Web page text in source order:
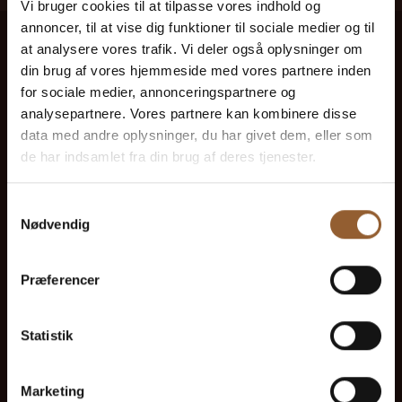
Vi bruger cookies til at tilpasse vores indhold og
annoncer, til at vise dig funktioner til sociale medier og til
at analysere vores trafik. Vi deler også oplysninger om
din brug af vores hjemmeside med vores partnere inden
for sociale medier, annonceringspartnere og
analysepartnere. Vores partnere kan kombinere disse
data med andre oplysninger, du har givet dem, eller som
de har indsamlet fra din brug af deres tjenester.
Nødvendig
Præferencer
Statistik
Marketing